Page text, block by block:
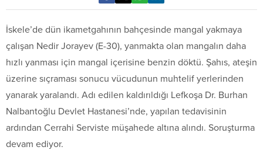
İskele’de dün ikametgahının bahçesinde mangal yakmaya
çalışan Nedir Jorayev (E-30), yanmakta olan mangalın daha
hızlı yanması için mangal içerisine benzin döktü. Şahıs, ateşin
üzerine sıçraması sonucu vücudunun muhtelif yerlerinden
yanarak yaralandı. Adı edilen kaldırıldığı Lefkoşa Dr. Burhan
Nalbantoğlu Devlet Hastanesi’nde, yapılan tedavisinin
ardından Cerrahi Serviste müşahede altına alındı. Soruşturma
devam ediyor.